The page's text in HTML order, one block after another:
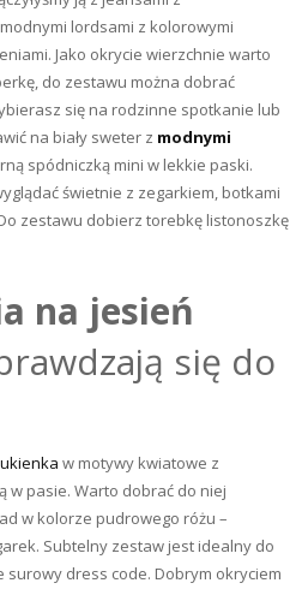
lordsami z kolorowymi
Jako okrycie wierzchnie warto
do zestawu można dobrać
się na rodzinne spotkanie lub
na biały sweter z modnymi
spódniczką mini w lekkie paski.
świetnie z zegarkiem, botkami
zestawu dobierz torebkę listonoszkę
na jesień
się do
w motywy kwiatowe z
w pasie. Warto dobrać do niej
w kolorze pudrowego różu –
Subtelny zestaw jest idealny do
surowy dress code. Dobrym okryciem